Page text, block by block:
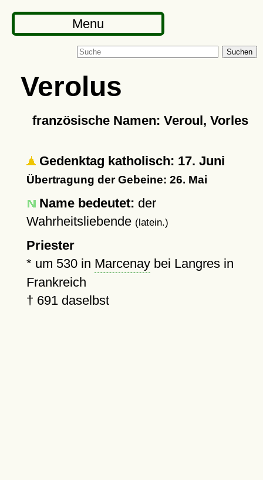
Menu
Suchen
Verolus
französische Namen: Veroul, Vorles
Gedenktag katholisch: 17. Juni
Übertragung der Gebeine: 26. Mai
Name bedeutet: der
Wahrheitsliebende (latein.)
Priester
* um 530in Marcenaybei Langres in
Frankreich
† 691daselbst